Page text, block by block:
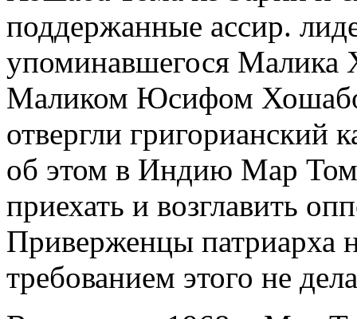
поддержанные ассир.
упоминавшегося Малика
Маликом Юсифом
отвергли григорианский
об этом в Индию Мар
приехать и возглавить
Приверженцы патриарха
требованием этого не